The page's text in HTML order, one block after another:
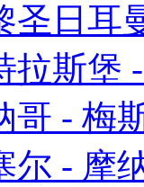
圣日耳
拉斯堡
哥 - 梅
尔 - 摩